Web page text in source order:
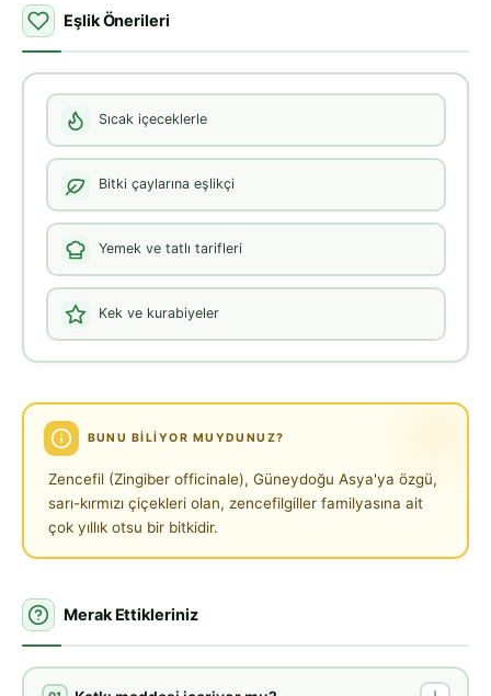
Eşlik Önerileri
Sıcak içeceklerle
Bitki çaylarına eşlikçi
Yemek ve tatlı tarifleri
Kek ve kurabiyeler
BUNU BILIYOR MUYDUNUZ?
Zencefil (Zingiber officinale), Güneydoğu Asya'ya özgü,
sarı-kırmızı çiçekleri olan, zencefilgiller familyasına ait
çok yıllık otsu bir bitkidir.
Merak Ettikleriniz